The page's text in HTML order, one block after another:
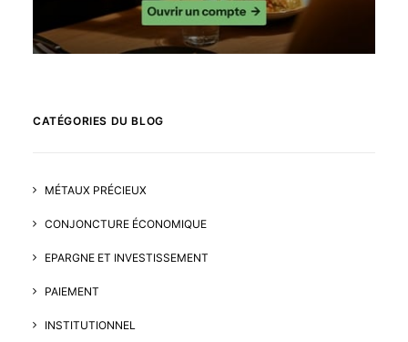
CATÉGORIES DU BLOG
MÉTAUX PRÉCIEUX
CONJONCTURE ÉCONOMIQUE
EPARGNE ET INVESTISSEMENT
PAIEMENT
INSTITUTIONNEL